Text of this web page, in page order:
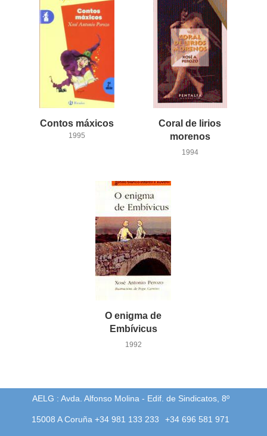
Contos máxicos
1995
Coral de lirios
morenos
1994
O enigma de
Embívicus
1992
AELG : Avda. Alfonso Molina - Edif. de Sindicatos, 8º
15008 A Coruña +34 981 133 233 +34 696 581 971